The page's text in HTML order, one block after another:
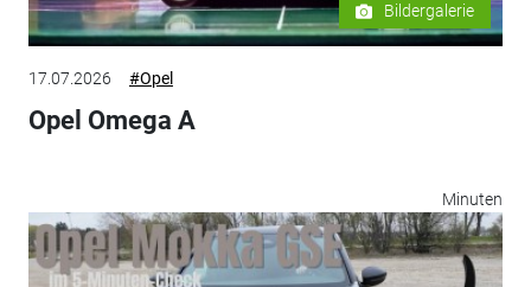
Bildergalerie
17.07.2026 #Opel
Opel Omega A
Minuten